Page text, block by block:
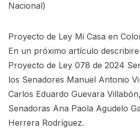
Nacional)
Proyecto de Ley Mi Casa en
En un próximo artículo
Proyecto de Ley 078 de 2024
los Senadores Manuel Antonio
Carlos Eduardo Guevara
Senadoras Ana Paola Agudelo
Herrera Rodríguez.